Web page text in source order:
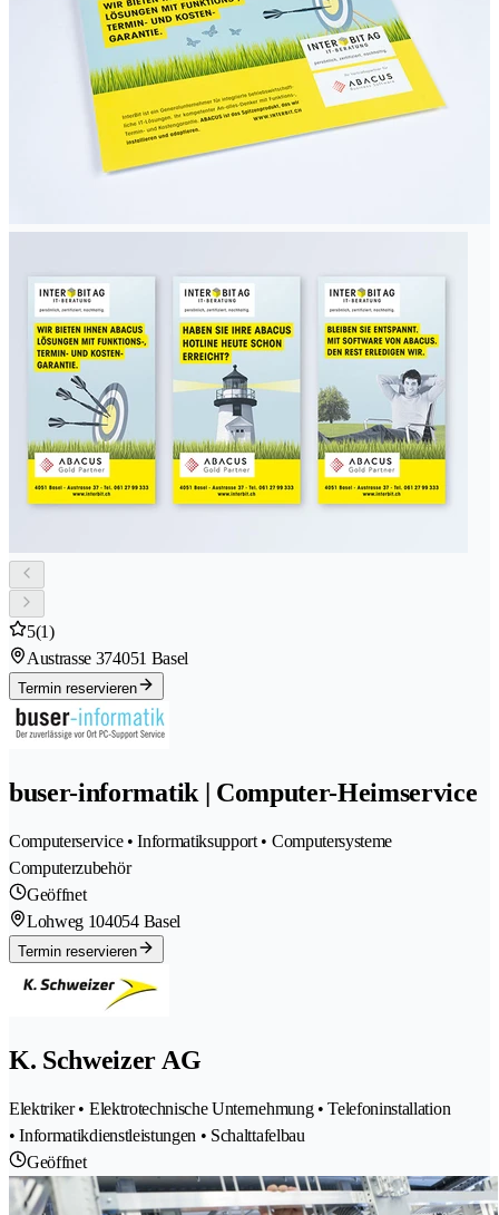
5(1)
Austrasse 374051 Basel
Termin reservieren
buser-informatik | Computer-Heimservice
Computerservice • Informatiksupport • Computersysteme
Computerzubehör
Geöffnet
Lohweg 104054 Basel
Termin reservieren
K. Schweizer AG
Elektriker • Elektrotechnische Unternehmung • Telefoninstallation
• Informatikdienstleistungen • Schalttafelbau
Geöffnet